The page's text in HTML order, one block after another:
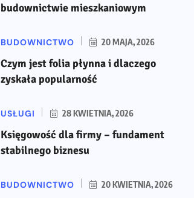
budownictwie mieszkaniowym
BUDOWNICTWO 20 MAJA, 2026
Czym jest folia płynna i dlaczego
zyskała popularność
USŁUGI 28 KWIETNIA, 2026
Księgowość dla firmy – fundament
stabilnego biznesu
BUDOWNICTWO 20 KWIETNIA, 2026